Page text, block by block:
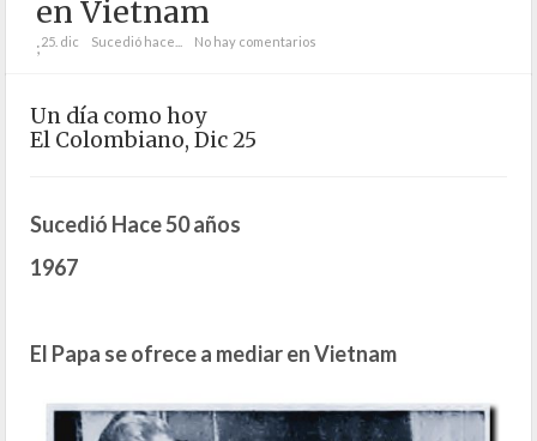
en Vietnam
;25. dic Sucedió hace... No hay comentarios
Un día como hoy
El Colombiano, Dic 25
Sucedió Hace 50 años
1967
El Papa se ofrece a mediar en Vietnam